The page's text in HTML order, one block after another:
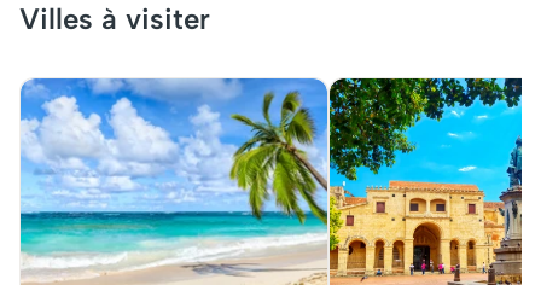
Villes à visiter